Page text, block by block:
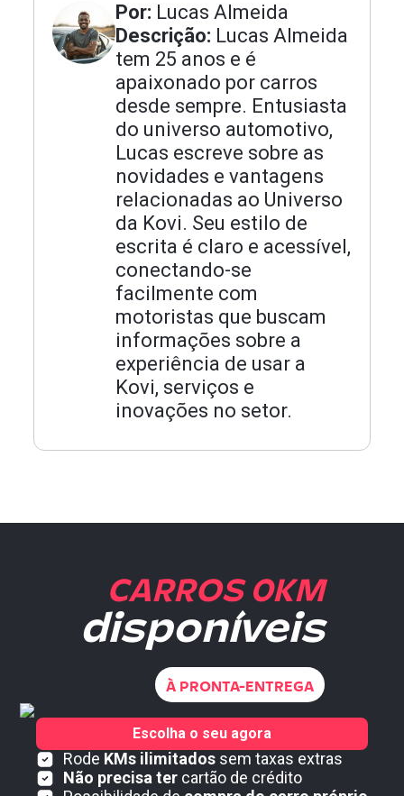
Por: Lucas Almeida
Descrição: Lucas Almeida
tem 25 anos e é
apaixonado por carros
desde sempre. Entusiasta
do universo automotivo,
Lucas escreve sobre as
novidades e vantagens
relacionadas ao Universo
da Kovi. Seu estilo de
escrita é claro e acessível,
conectando-se
facilmente com
motoristas que buscam
informações sobre a
experiência de usar a
Kovi, serviços e
inovações no setor.
CARROS 0KM
disponíveis
À PRONTA-ENTREGA
Rode KMs ilimitados sem taxas extras
Não precisa ter cartão de crédito
Escolha o seu agora